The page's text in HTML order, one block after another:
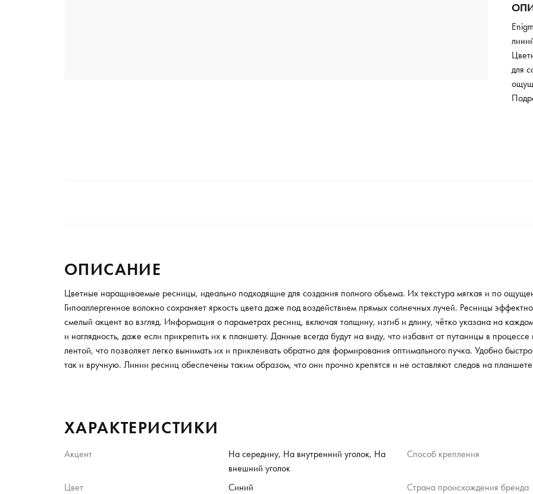
для
ОПИСАНИЕ
Цветные наращиваемые ресницы, идеально подходящие для создания полного объема. Их текстура мягкая и по
Гипоаллергенное волокно сохраняет яркость цвета даже под воздействием прямых солнечных лучей. Ресницы
смелый акцент во взгляд. Информация о параметрах ресниц, включая толщину, изгиб и длину, чётко указана на
и наглядность, даже если прикрепить их к планшету. Данные всегда будут на виду, что избавит от путаницы в
лентой, что позволяет легко вынимать их и приклеивать обратно для формирования оптимального пучка. Удобно
так и вручную. Линии ресниц обеспечены таким образом, что они прочно крепятся и не оставляют следов на
ХАРАКТЕРИСТИКИ
Акцент
На середину, На внутренний уголок, На
внешний уголок
Способ крепления
Цвет Синий Страна происхождения бренда